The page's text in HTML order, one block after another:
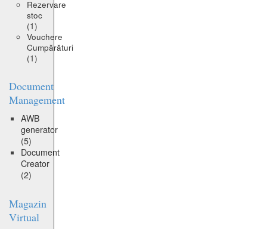
Rezervare
stoc
(1)
Vouchere
Cumpărături
(1)
Document
Management
AWB
generator
(5)
Document
Creator
(2)
Magazin
Virtual